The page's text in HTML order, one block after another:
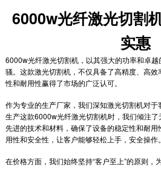
6000w光纤激光切割
实惠
6000w光纤激光切割机，以其强大的功率和卓
骚。这款激光切割机，不仅具备了高精度、高
性和耐用性赢得了市场的广泛认可。
作为专业的生产厂家，我们深知激光切割机对
生产这款6000w光纤激光切割机时，我们倾注
先进的技术和材料，确保了设备的稳定性和耐
用性和安全性，让客户能够轻松上手，安全操作。
在价格方面，我们始终坚持“客户至上”的原则，